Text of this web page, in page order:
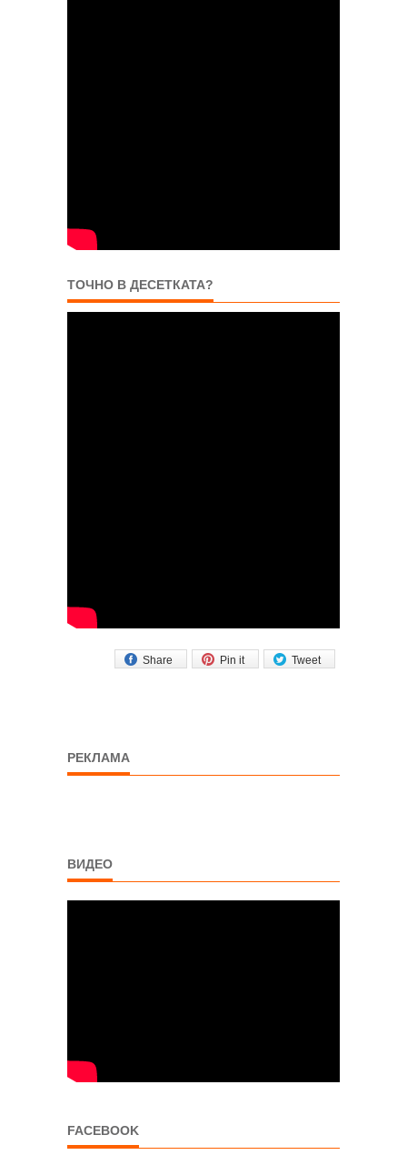
ТОЧНО В ДЕСЕТКАТА?
Tweet
Pin it
Share
РЕКЛАМА
ВИДЕО
FACEBOOK